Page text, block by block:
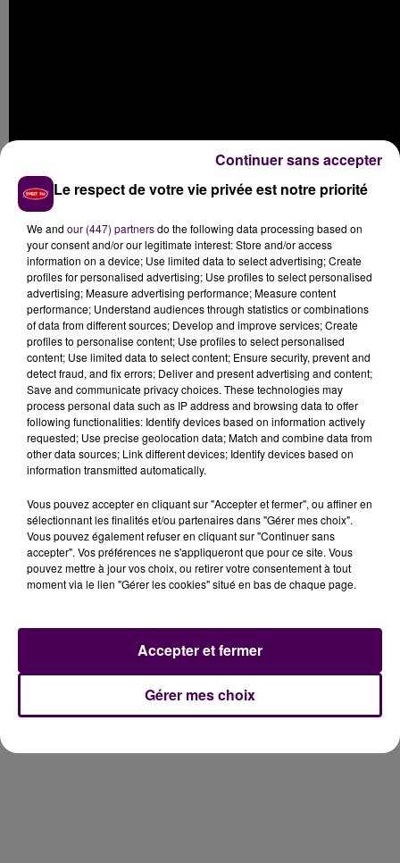
En attendant que le Manceau sorte de nouveaux titres
à lui, ré-écoutons l'un de ses derniers morceaux,
"Qu'est ce qu'on s'aime", dévoilé en avril 2017, qui
cumule près de 100 000 vues sur Youtube :
Le respect de votre vie privée est notre priorité
We and our (447) partnersdo the following data processing based on
your consent and/or our legitimate interest: Store and/or access
information on a device; Use limited data to select advertising; Create
profiles for personalised advertising; Use profiles to select personalised
advertising; Measure advertising performance; Measure content
performance; Understand audiences through statistics or combinations
of data from different sources; Develop and improve services; Create
profiles to personalise content; Use profiles to select personalised
content; Use limited data to select content; Ensure security, prevent and
detect fraud, and fix errors; Deliver and present advertising and content;
Save and communicate privacy choices. These technologies may
process personal data such as IP address and browsing data to offer
following functionalities: Identify devices based on information actively
requested; Use precise geolocation data; Match and combine data from
other data sources; Link different devices; Identify devices based on
information transmitted automatically.
Vous pouvez accepter en cliquant sur "Accepter et fermer", ou affiner en
sélectionnant les finalités et/ou partenaires dans "Gérer mes choix".
Vous pouvez également refuser en cliquant sur "Continuer sans
accepter". Vos préférences ne s'appliqueront que pour ce site. Vous
pouvez mettre à jour vos choix, ou retirer votre consentement à tout
moment via le lien "Gérer les cookies" situé en bas de chaque page.
Gérer mes choix
Accepter et fermer
Continuer sans accepter